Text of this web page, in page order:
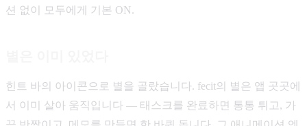
션 없이 모두에게 기본 ON.
힌트 바의 아이콘으로 별을 골랐습니다. fecit의 별은 앱 곳곳에
서 이미 살아 움직입니다 — 태스크를 완료하면 통통 튀고, 가